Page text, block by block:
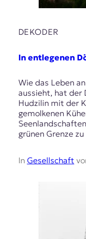
DEKODER
In entlegenen
Wie das Leben
aussieht, hat der
Hudzilin mit der
gemolkenen
grünen Grenze zu
In Gesellschaft